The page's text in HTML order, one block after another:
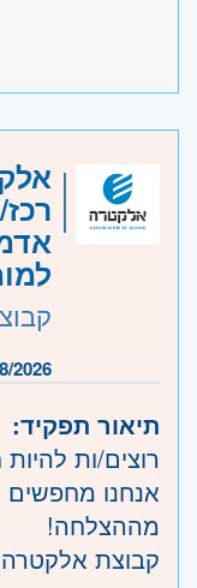
עבודה
שעות עבודה :
הסעות
ארוחות
ניסיון
במערכת SBO , WMS.
היקף משרה:
קוד משרה:JB-00048
- תל
שמואל, חולון
-
דרום- אשדוד,
מלאכי
השפלה- ראשון
רחובות, יבנה
2026
תיאור תפקיד:
רוצים/ות
אנחנו מחפשים
מההצלחה!
קבוצת